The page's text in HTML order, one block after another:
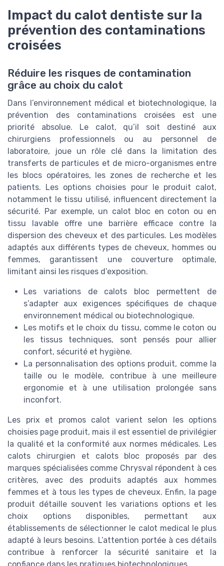
Impact du calot dentiste sur la
prévention des contaminations
croisées
Réduire les risques de contamination
grâce au choix du calot
Dans l’environnement médical et biotechnologique, la
prévention des contaminations croisées est une
priorité absolue. Le calot, qu’il soit destiné aux
chirurgiens professionnels ou au personnel de
laboratoire, joue un rôle clé dans la limitation des
transferts de particules et de micro-organismes entre
les blocs opératoires, les zones de recherche et les
patients. Les options choisies pour le produit calot,
notamment le tissu utilisé, influencent directement la
sécurité. Par exemple, un calot bloc en coton ou en
tissu lavable offre une barrière efficace contre la
dispersion des cheveux et des particules. Les modèles
adaptés aux différents types de cheveux, hommes ou
femmes, garantissent une couverture optimale,
limitant ainsi les risques d’exposition.
Les variations de calots bloc permettent de
s’adapter aux exigences spécifiques de chaque
environnement médical ou biotechnologique.
Les motifs et le choix du tissu, comme le coton ou
les tissus techniques, sont pensés pour allier
confort, sécurité et hygiène.
La personnalisation des options produit, comme la
taille ou le modèle, contribue à une meilleure
ergonomie et à une utilisation prolongée sans
inconfort.
Les prix et promos calot varient selon les options
choisies page produit, mais il est essentiel de privilégier
la qualité et la conformité aux normes médicales. Les
calots chirurgien et calots bloc proposés par des
marques spécialisées comme Chrysval répondent à ces
critères, avec des produits adaptés aux hommes
femmes et à tous les types de cheveux. Enfin, la page
produit détaille souvent les variations options et les
choix options disponibles, permettant aux
établissements de sélectionner le calot medical le plus
adapté à leurs besoins. L’attention portée à ces détails
contribue à renforcer la sécurité sanitaire et la